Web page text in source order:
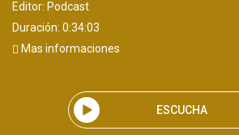
Editor: Podcast
Duración: 0:34:03
Mas informaciones
ESCUCHA